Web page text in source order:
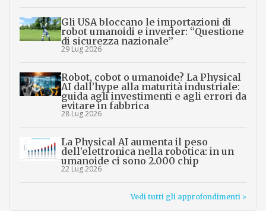
Gli USA bloccano le importazioni di
robot umanoidi e inverter: “Questione
di sicurezza nazionale”
29 Lug 2026
Robot, cobot o umanoide? La Physical
AI dall’hype alla maturità industriale:
guida agli investimenti e agli errori da
evitare in fabbrica
28 Lug 2026
La Physical AI aumenta il peso
dell’elettronica nella robotica: in un
umanoide ci sono 2.000 chip
22 Lug 2026
Vedi tutti gli approfondimenti >